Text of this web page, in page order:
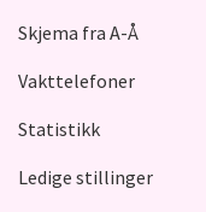
Skjema fra A-Å
Vakttelefoner
Statistikk
Ledige stillinger